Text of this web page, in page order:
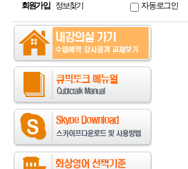
회원가입 정보찾기 자동로그인